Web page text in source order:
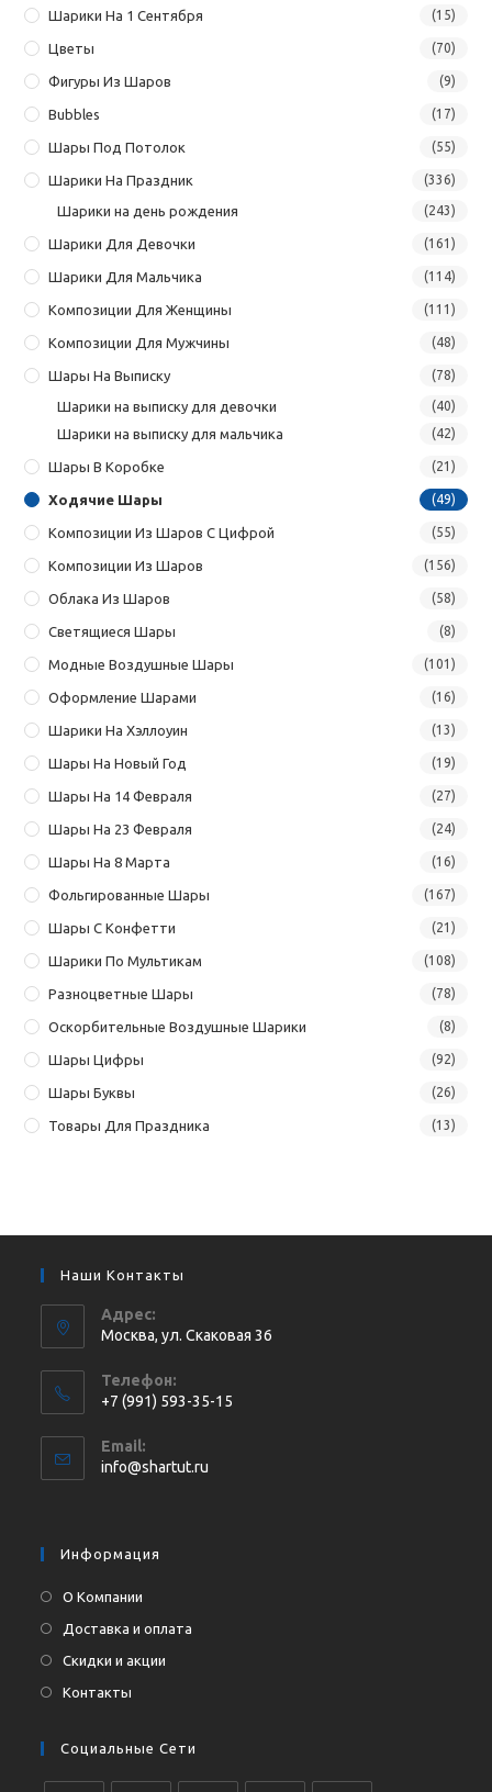
Шарики На 1 Сентября (15)
Цветы (70)
Фигуры Из Шаров (9)
Bubbles (17)
Шары Под Потолок (55)
Шарики На Праздник (336)
Шарики на день рождения (243)
Шарики Для Девочки (161)
Шарики Для Мальчика (114)
Композиции Для Женщины (111)
Композиции Для Мужчины (48)
Шары На Выписку (78)
Шарики на выписку для девочки (40)
Шарики на выписку для мальчика (42)
Шары В Коробке (21)
Ходячие Шары (49)
Композиции Из Шаров С Цифрой (55)
Композиции Из Шаров (156)
Облака Из Шаров (58)
Светящиеся Шары (8)
Модные Воздушные Шары (101)
Оформление Шарами (16)
Шарики На Хэллоуин (13)
Шары На Новый Год (19)
Шары На 14 Февраля (27)
Шары На 23 Февраля (24)
Шары На 8 Марта (16)
Фольгированные Шары (167)
Шары С Конфетти (21)
Шарики По Мультикам (108)
Разноцветные Шары (78)
Оскорбительные Воздушные Шарики (8)
Шары Цифры (92)
Шары Буквы (26)
Товары Для Праздника (13)
Наши Контакты
Адрес:
Москва, ул. Cкаковая 36
Телефон:
+7 (991) 593-35-15
в
вашем
Email:
info@shartut.ru
Информация
О Компании
Доставка и оплата
Скидки и акции
Контакты
Социальные Сети